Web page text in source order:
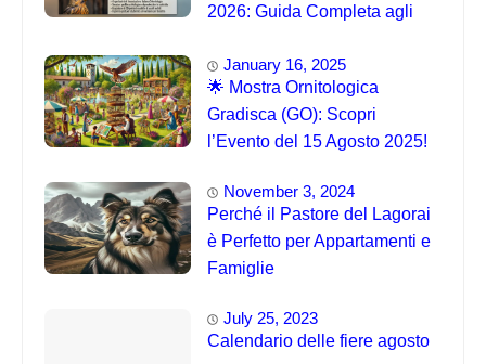
2026: Guida Completa agli
January 16, 2025
🌟 Mostra Ornitologica
Gradisca (GO): Scopri
l’Evento del 15 Agosto 2025!
November 3, 2024
Perché il Pastore del Lagorai
è Perfetto per Appartamenti e
Famiglie
July 25, 2023
Calendario delle fiere agosto